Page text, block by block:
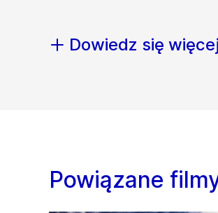
Dowiedz się
Powiązane